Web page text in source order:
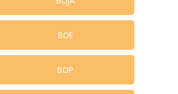
BOE
BOP